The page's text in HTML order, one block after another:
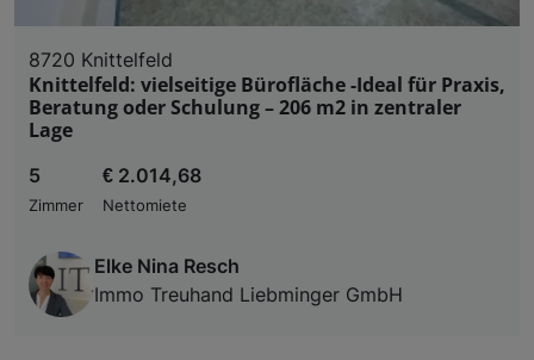
8720 Knittelfeld
Knittelfeld: vielseitige Bürofläche -Ideal für Praxis,
Beratung oder Schulung – 206 m2 in zentraler
Lage
5
Zimmer
€ 2.014,68
Nettomiete
Elke Nina Resch
Immo Treuhand Liebminger GmbH